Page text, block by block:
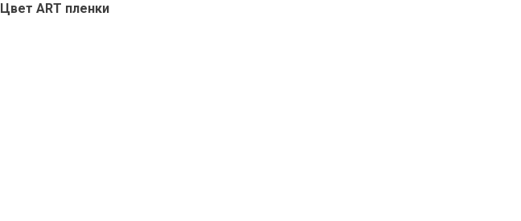
Цвет ART пленки